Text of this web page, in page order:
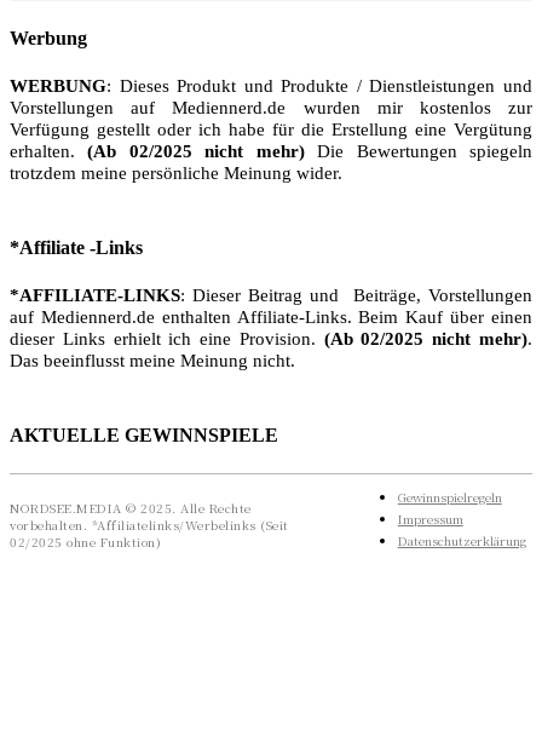
Werbung
WERBUNG: Dieses Produkt und Produkte / Dienstleistungen und
Vorstellungen auf Mediennerd.de wurden mir kostenlos zur
Verfügung gestellt oder ich habe für die Erstellung eine Vergütung
erhalten.(Ab 02/2025 nicht mehr)Die Bewertungen spiegeln
trotzdem meine persönliche Meinung wider.
*Affiliate -Links
*AFFILIATE-LINKS: Dieser Beitrag und Beiträge, Vorstellungen
auf Mediennerd.de enthalten Affiliate-Links. Beim Kauf über einen
dieser Links erhielt ich eine Provision. (Ab 02/2025 nicht mehr).
Das beeinflusst meine Meinung nicht.
AKTUELLE GEWINNSPIELE
NORDSEE.MEDIA © 2025. Alle Rechte
vorbehalten. *Affiliatelinks/Werbelinks (Seit
02/2025 ohne Funktion)
Gewinnspielregeln
Impressum
Datenschutzerklärung